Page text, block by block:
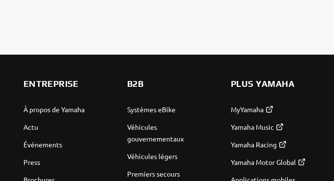
ENTREPRISE
À propos de Yamaha
Actu
Événements
Press
B2B
Systèmes eBike
Véhicules
gouvernementaux
Véhicules légers
Premiers secours
PLUS YAMAHA
MyYamaha
Yamaha Music
Yamaha Racing
Yamaha Motor Global